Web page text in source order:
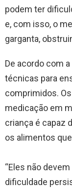
podem ter
e, com isso, o
garganta,
De acordo com
técnicas para
comprimidos.
medicação em
criança é capaz
os alimentos
“Eles não
dificuldade